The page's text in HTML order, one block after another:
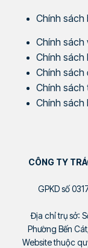
Chính sách
Chính sách
Chính sách
Chính sách
Chính sách
Chính sách
CÔNG TY
GPKD số
Địa chỉ trụ sở:
Phường Bến
Website thuộc